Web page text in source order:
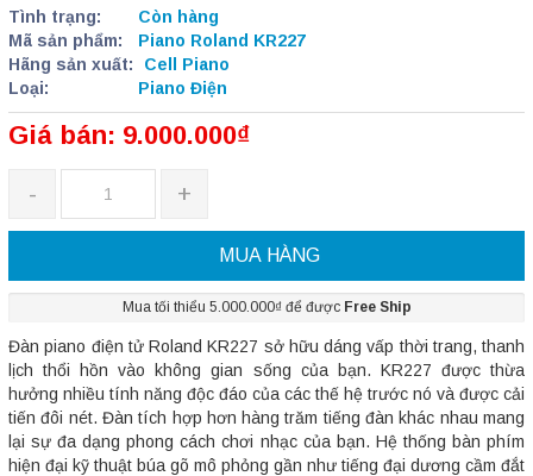
Tình trạng:
Còn hàng
Mã sản phẩm:
Piano Roland KR227
Hãng sản xuất:
Cell Piano
Loại:
Piano Điện
Giá bán: 9.000.000₫
- +
MUA HÀNG
Mua tối thiểu 5.000.000₫ để được Free Ship
Đàn piano điện tử Roland KR227 sở hữu dáng vấp thời trang, thanh
lịch thổi hồn vào không gian sống của bạn. KR227 được thừa
hưởng nhiều tính năng độc đáo của các thế hệ trước nó và được cải
tiến đôi nét. Đàn tích hợp hơn hàng trăm tiếng đàn khác nhau mang
lại sự đa dạng phong cách chơi nhạc của bạn. Hệ thống bàn phím
hiện đại kỹ thuật búa gõ mô phỏng gần như tiếng đại dương cầm đắt